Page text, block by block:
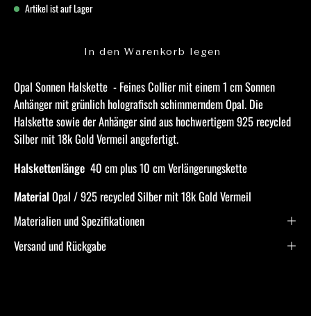
Artikel ist auf Lager
In den Warenkorb legen
Opal Sonnen Halskette - Feines Collier mit einem 1 cm Sonnen
Anhänger mit grünlich holografisch schimmerndem Opal. Die
Halskette sowie der Anhänger sind aus hochwertigem 925 recycled
Silber mit 18k Gold Vermeil angefertigt.
Halskettenlänge 40 cm plus 10 cm Verlängerungskette
MaterialOpal / 925 recycled Silber mit 18k Gold Vermeil
Materialien und Spezifikationen
Versand und Rückgabe